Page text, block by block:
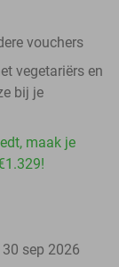
vouchers
vegetariërs en
bij je
maak je
sep 2026